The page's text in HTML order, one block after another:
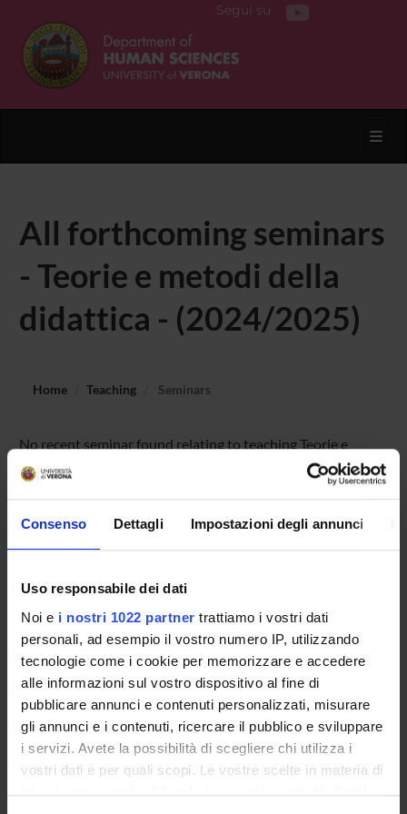
Consenso Dettagli Impostazioni degli annunci
Uso responsabile dei dati
Noi e i nostri 1022 partner trattiamo i vostri dati
personali, ad esempio il vostro numero IP, utilizzando
tecnologie come i cookie per memorizzare e accedere
alle informazioni sul vostro dispositivo al fine di
pubblicare annunci e contenuti personalizzati, misurare
gli annunci e i contenuti, ricercare il pubblico e sviluppare
i servizi. Avete la possibilità di scegliere chi utilizza i
vostri dati e per quali scopi. Le vostre scelte in materia di
privacy sono applicabili solo su questa proprietà digitale
Segui su
All forthcoming seminars
- Teorie e metodi della
didattica - (2024/2025)
Home Teaching Seminars
No recent seminar found relating to teaching Teorie e
metodi della didattica.
STUDYING
COURSES
PHD PROGRAMMES AND POSTGRADUATE
TRAINING
Contacts
People
Places
Calendar